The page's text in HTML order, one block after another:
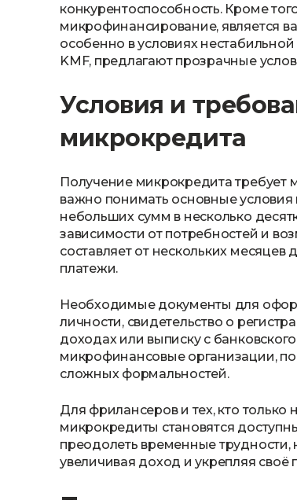
конкурентоспособность. Кроме
микрофинансирование, является
особенно в условиях
KMF, предлагают прозрачные
Условия и
микрокредита
Получение микрокредита
важно понимать основные
небольших сумм в несколько
зависимости от потребностей и
составляет от нескольких месяцев
платежи.
Необходимые документы для
личности, свидетельство о
доходах или выписку с
микрофинансовые организации,
сложных формальностей.
Для фрилансеров и тех, кто только
микрокредиты становятся
преодолеть временные трудности,
увеличивая доход и укрепляя